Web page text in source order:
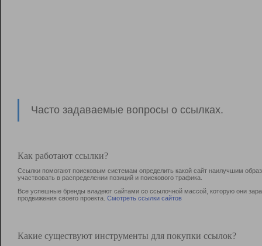
Часто задаваемые вопросы о ссылках.
Как работают ссылки?
Ссылки помогают поисковым системам определить какой сайт наилучшим
участвовать в раcпределении позиций и поискового трафика.
Все успешные бренды владеют сайтами со ссылочной массой, которую они
продвижения своего проекта. Смотреть ссылки сайтов
Какие существуют инструменты для покупки ссылок?